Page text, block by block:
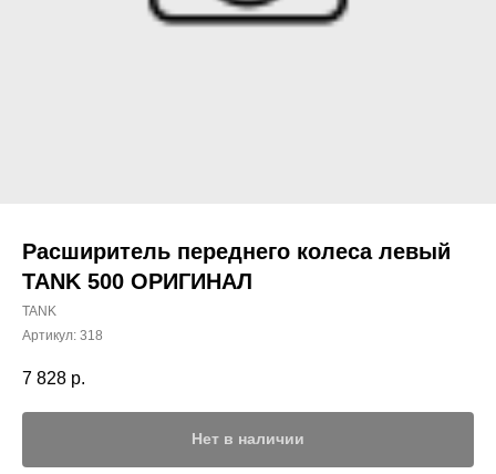
Расширитель переднего колеса левый
TANK 500 ОРИГИНАЛ
TANK
Артикул: 318
7 828 р.
Нет в наличии